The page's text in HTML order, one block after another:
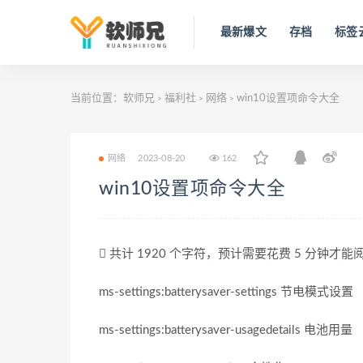
最新爆文 存档 标签
当前位置： 软师兄 > 福利社 > 网络 > win10设置项命令大全
网络 2023-08-20 162
win10设置项命令大全
共计 1920 个字符，预计需要花费 5 分钟才能阅
ms-settings:batterysaver-settings 节电模式设置
ms-settings:batterysaver-usagedetails 电池用量